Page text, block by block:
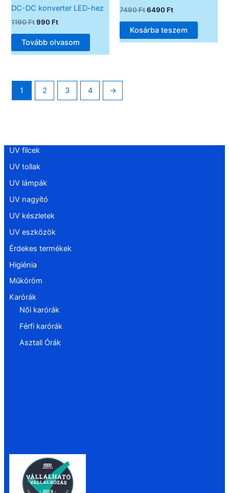
UV filcek
UV tollak
UV lámpák
UV nagyító
UV készletek
UV eszközök
Érdekes termékek
Higiénia
Műköröm
Karórák
Női karórák
Férfi karórák
Asztali Órák
DC-DC konverter LED-hez
1190Ft990Ft
Tovább olvasom
7490Ft6490Ft
Kosárba teszem
1 2 3 4 →